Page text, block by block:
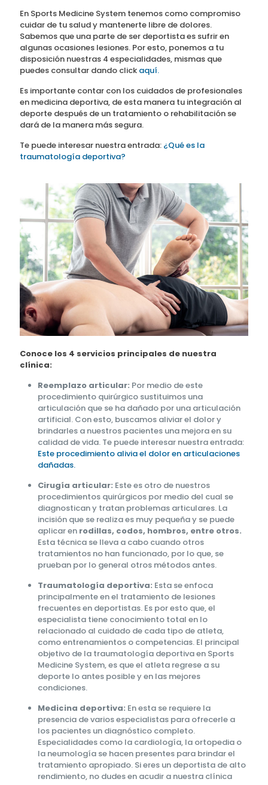
En Sports Medicine System tenemos como compromiso
cuidar de tu salud y mantenerte libre de dolores.
Sabemos que una parte de ser deportista es sufrir en
algunas ocasiones lesiones. Por esto, ponemos a tu
disposición nuestras 4 especialidades, mismas que
puedes consultar dando click aquí.
Es importante contar con los cuidados de profesionales
en medicina deportiva, de esta manera tu integración al
deporte después de un tratamiento o rehabilitación se
dará de la manera más segura.
Te puede interesar nuestra entrada: ¿Qué es la
traumatología deportiva?
Conoce los 4 servicios principales de nuestra
clínica:
Reemplazo articular: Por medio de este
procedimiento quirúrgico sustituimos una
articulación que se ha dañado por una articulación
artificial. Con esto, buscamos aliviar el dolor y
brindarles a nuestros pacientes una mejora en su
calidad de vida. Te puede interesar nuestra entrada:
Este procedimiento alivia el dolor en articulaciones
dañadas.
Cirugía articular: Este es otro de nuestros
procedimientos quirúrgicos por medio del cual se
diagnostican y tratan problemas articulares. La
incisión que se realiza es muy pequeña y se puede
aplicar en rodillas, codos, hombros, entre otros.
Esta técnica se lleva a cabo cuando otros
tratamientos no han funcionado, por lo que, se
prueban por lo general otros métodos antes.
Traumatología deportiva: Esta se enfoca
principalmente en el tratamiento de lesiones
frecuentes en deportistas. Es por esto que, el
especialista tiene conocimiento total en lo
relacionado al cuidado de cada tipo de atleta,
como entrenamientos o competencias. El principal
objetivo de la traumatología deportiva en Sports
Medicine System, es que el atleta regrese a su
deporte lo antes posible y en las mejores
condiciones.
Medicina deportiva: En esta se requiere la
presencia de varios especialistas para ofrecerle a
los pacientes un diagnóstico completo.
Especialidades como la cardiología, la ortopedia o
la neumología se hacen presentes para brindar el
tratamiento apropiado. Si eres un deportista de alto
rendimiento, no dudes en acudir a nuestra clínica